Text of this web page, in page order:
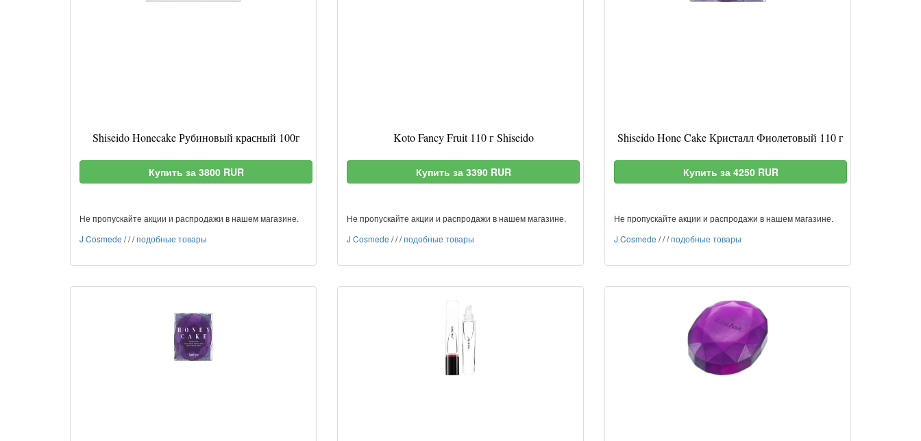
Shiseido Honecake Рубиновый красный 100г
Купить за 3800 RUR
Не пропускайте акции и распродажи в нашем магазине.
J Cosmede ///подобные товары
Koto Fancy Fruit 110 г Shiseido
Купить за 3390 RUR
Не пропускайте акции и распродажи в нашем магазине.
J Cosmede ///подобные товары
Shiseido Hone Cake Кристалл Фиолетовый 110 г
Купить за 4250 RUR
Не пропускайте акции и распродажи в нашем магазине.
J Cosmede ///подобные товары